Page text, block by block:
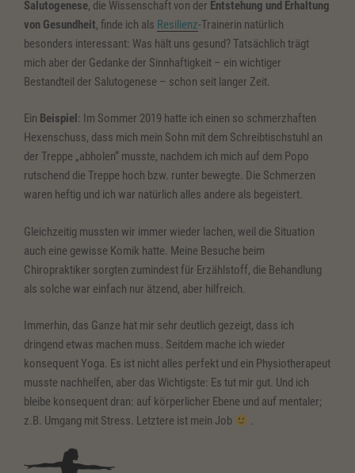
Salutogenese, die Wissenschaft von der Entstehung und Erhaltung
von Gesundheit, finde ich als Resilienz-Trainerin natürlich
besonders interessant: Was hält uns gesund? Tatsächlich trägt
mich aber der Gedanke der Sinnhaftigkeit – ein wichtiger
Bestandteil der Salutogenese – schon seit langer Zeit.
Ein Beispiel: Im Sommer 2019 hatte ich einen so schmerzhaften
Hexenschuss, dass mich mein Sohn mit dem Schreibtischstuhl an
der Treppe „abholen“ musste, nachdem ich mich auf dem Popo
rutschend die Treppe hoch bzw. runter bewegte. Die Schmerzen
waren heftig und ich war natürlich alles andere als begeistert.
Gleichzeitig mussten wir immer wieder lachen, weil die Situation
auch eine gewisse Komik hatte. Meine Besuche beim
Chiropraktiker sorgten zumindest für Erzählstoff, die Behandlung
als solche war einfach nur ätzend, aber hilfreich.
Immerhin, das Ganze hat mir sehr deutlich gezeigt, dass ich
dringend etwas machen muss. Seitdem mache ich wieder
konsequent Yoga. Es ist nicht alles perfekt und ein Physiotherapeut
musste nachhelfen, aber das Wichtigste: Es tut mir gut. Und ich
bleibe konsequent dran: auf körperlicher Ebene und auf mentaler;
z.B. Umgang mit Stress. Letztere ist mein Job
.